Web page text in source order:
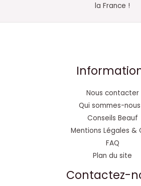
la France !
Nous contacter
Qui sommes-
Conseils Beauf
Mentions Légales &
FAQ
Plan du site
Contactez-